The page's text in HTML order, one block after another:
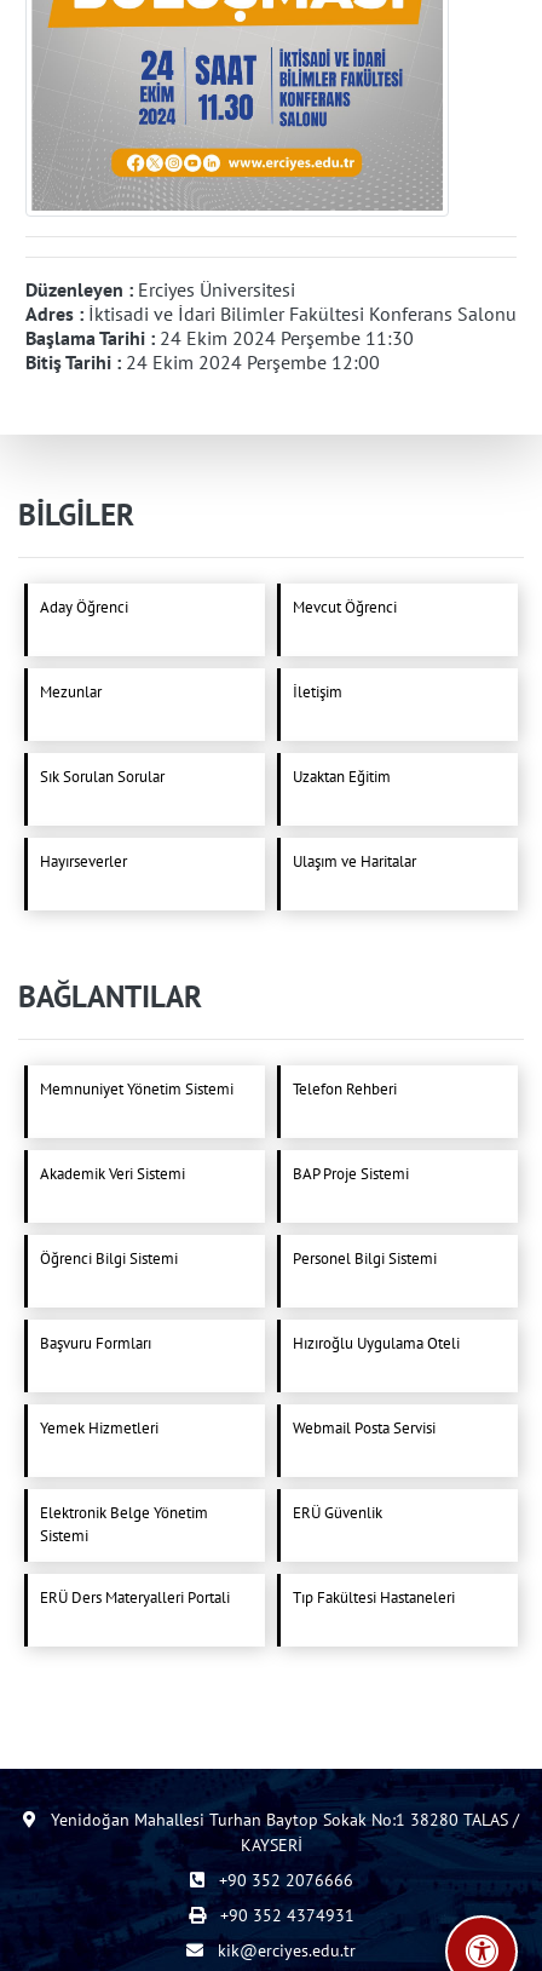
Düzenleyen : Erciyes Üniversitesi
Adres : İktisadi ve İdari Bilimler Fakültesi Konferans Salonu
Başlama Tarihi : 24 Ekim 2024 Perşembe 11:30
Bitiş Tarihi : 24 Ekim 2024 Perşembe 12:00
BİLGİLER
Aday Öğrenci Mevcut Öğrenci
Mezunlar İletişim
Sık Sorulan Sorular Uzaktan Eğitim
Hayırseverler Ulaşım ve Haritalar
BAĞLANTILAR
Memnuniyet Yönetim Sistemi Telefon Rehberi
Akademik Veri Sistemi BAP Proje Sistemi
Öğrenci Bilgi Sistemi Personel Bilgi Sistemi
Başvuru Formları Hızıroğlu Uygulama Oteli
Yemek Hizmetleri Webmail Posta Servisi
Elektronik Belge Yönetim
Sistemi
ERÜ Güvenlik
ERÜ Ders Materyalleri Portali Tıp Fakültesi Hastaneleri
Yenidoğan Mahallesi Turhan Baytop Sokak No:1 38280 TALAS /
KAYSERİ
+90 352 2076666
+90 352 4374931
kik@erciyes.edu.tr